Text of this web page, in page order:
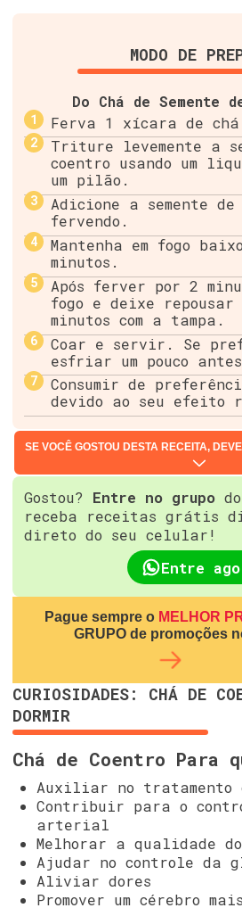
MODO DE
Do Chá de Semente
Ferva 1 xícara de
Triture levemente a
coentro usando um
um pilão.
Adicione a semente
fervendo.
Mantenha em fogo
minutos.
Após ferver por 2
fogo e deixe repousar
minutos com a tampa.
Coar e servir. Se
esfriar um pouco
Consumir de
devido ao seu efeito
SE VOCÊ GOSTOU DESTA RECEITA,
Gostou? Entre no grupo do
receba receitas grátis
direto do seu celular!
Entre
Pague sempre o MELHOR
GRUPO de promoções
CURIOSIDADES: CHÁ DE
DORMIR
Chá de Coentro Para
Auxiliar no tratamento
Contribuir para o
arterial
Melhorar a qualidade do
Ajudar no controle da
Aliviar dores
Promover um cérebro